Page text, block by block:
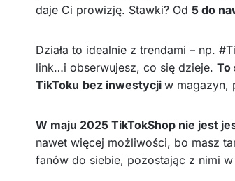
daje Ci prowizję. Stawki? Od 5 do
Działa to idealnie z trendami – np.
link…i obserwujesz, co się dzieje. To
TikToku bez inwestycji w magazyn,
W maju 2025 TikTokShop nie jest
nawet więcej możliwości, bo masz
fanów do siebie, pozostając z nimi